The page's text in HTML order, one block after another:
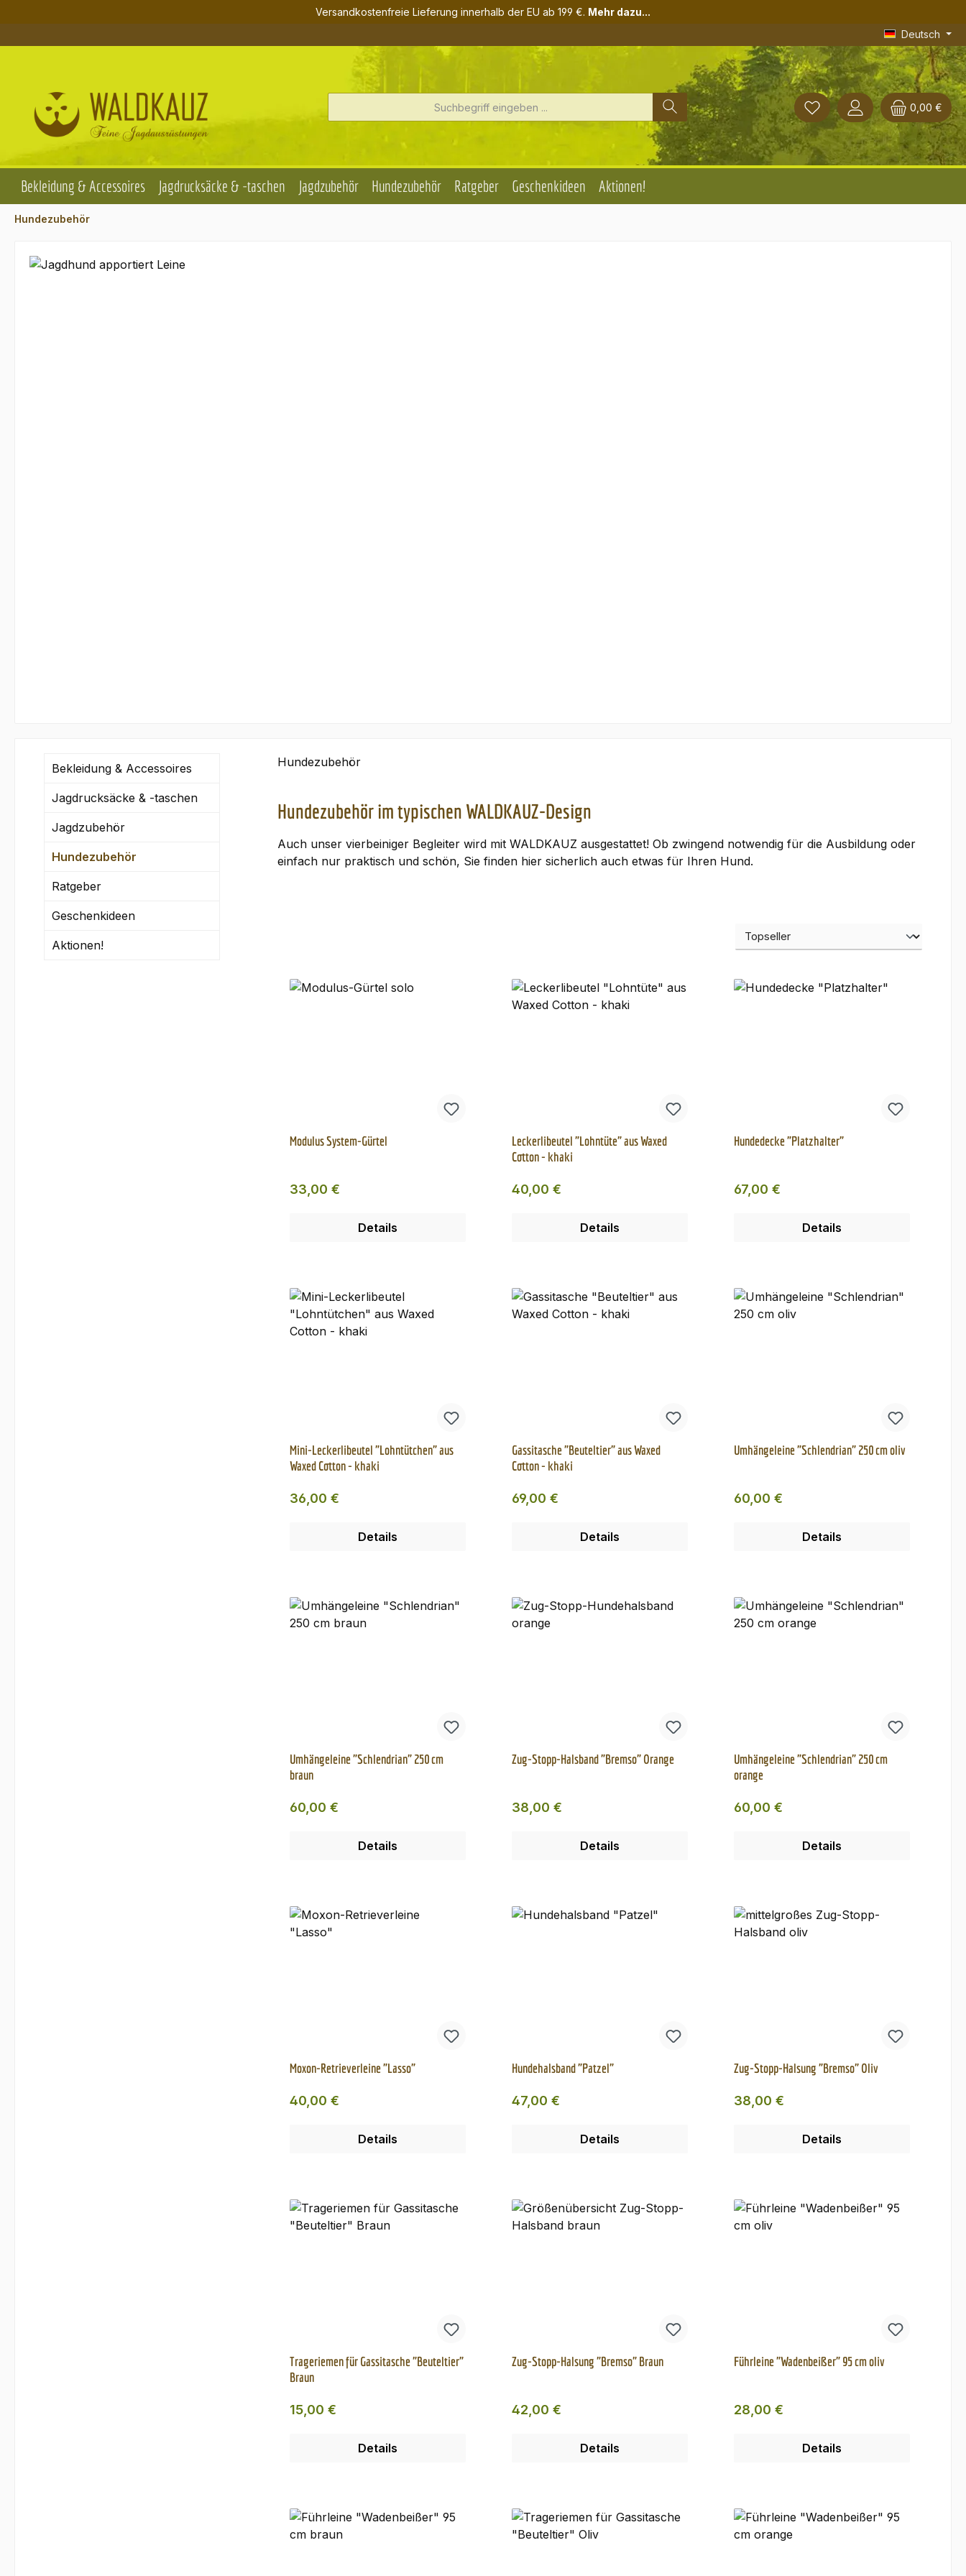
Versandkostenfreie Lieferung innerhalb der EU ab 199 €. Mehr dazu...
Deutsch
0,00 €
Bekleidung & Accessoires Jagdrucksäcke & -taschen Jagdzubehör Hundezubehör Ratgeber Geschenkideen Aktionen!
Hundezubehör
Bekleidung & Accessoires
Jagdrucksäcke & -taschen
Jagdzubehör
Hundezubehör
Ratgeber
Geschenkideen
Aktionen!
Hundezubehör
Hundezubehör im typischen WALDKAUZ-Design
Auch unser vierbeiniger Begleiter wird mit WALDKAUZ ausgestattet! Ob zwingend notwendig für die Ausbildung oder
einfach nur praktisch und schön, Sie finden hier sicherlich auch etwas für Ihren Hund.
Modulus System-Gürtel
Regulärer Preis:
33,00 €
Details
Leckerlibeutel "Lohntüte" aus Waxed
Cotton - khaki
Regulärer Preis:
40,00 €
Details
Hundedecke "Platzhalter"
Regulärer Preis:
67,00 €
Details
Mini-Leckerlibeutel "Lohntütchen" aus
Waxed Cotton - khaki
Regulärer Preis:
36,00 €
Details
Gassitasche "Beuteltier" aus Waxed
Cotton - khaki
Regulärer Preis:
69,00 €
Details
Umhängeleine "Schlendrian" 250 cm oliv
Regulärer Preis:
60,00 €
Details
Umhängeleine "Schlendrian" 250 cm
braun
Regulärer Preis:
60,00 €
Details
Zug-Stopp-Halsband "Bremso" Orange
Regulärer Preis:
38,00 €
Details
Umhängeleine "Schlendrian" 250 cm
orange
Regulärer Preis:
60,00 €
Details
Moxon-Retrieverleine "Lasso"
Regulärer Preis:
40,00 €
Details
Hundehalsband "Patzel"
Regulärer Preis:
47,00 €
Details
Zug-Stopp-Halsung "Bremso" Oliv
Regulärer Preis:
38,00 €
Details
Trageriemen für Gassitasche "Beuteltier"
Braun
Regulärer Preis:
15,00 €
Details
Zug-Stopp-Halsung "Bremso" Braun
Regulärer Preis:
42,00 €
Details
Führleine "Wadenbeißer" 95 cm oliv
Regulärer Preis:
28,00 €
Details